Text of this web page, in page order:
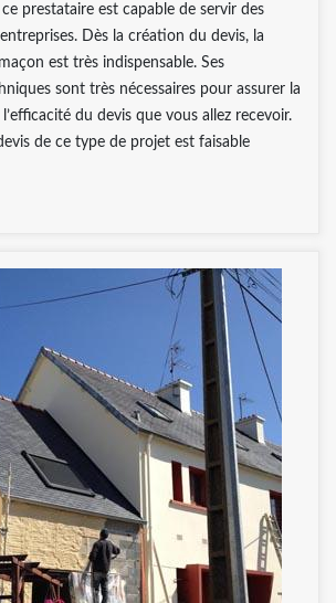
prestataire est capable de servir des
Dès la création du devis, la
est très indispensable. Ses
sont très nécessaires pour assurer la
du devis que vous allez recevoir.
de ce type de projet est faisable